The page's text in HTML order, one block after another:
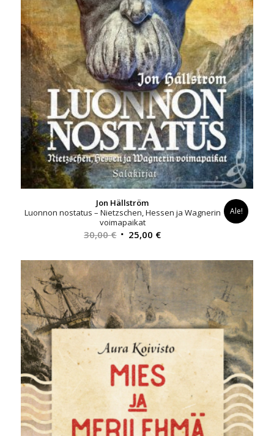
Jon Hällström
Luonnon nostatus – Nietzschen, Hessen ja Wagnerin
voimapaikat
30,00€ Alkuperäinen
oli:
30,00 €.
25,00 €Nykyinen
on:
25,00 €.
Ale!